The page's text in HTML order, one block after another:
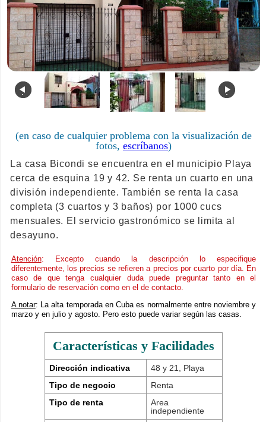
. .
(en caso de cualquier problema con la visualización de
fotos, escríbanos)
La casa Bicondi se encuentra en el municipio Playa
cerca de esquina 19 y 42. Se renta un cuarto en una
división independiente. También se renta la casa
completa (3 cuartos y 3 baños) por 1000 cucs
mensuales. El servicio gastronómico se limita al
desayuno.
Atención: Excepto cuando la descripción lo especifique
diferentemente, los precios se refieren a precios por cuarto por día. En
caso de que tenga cualquier duda puede preguntar tanto en el
formulario de reservación como en el de contacto.
A notar: La alta temporada en Cuba es normalmente entre noviembre y
marzo y en julio y agosto. Pero esto puede variar según las casas.
Características y Facilidades
Dirección indicativa
48 y 21, Playa
Tipo de negocio
Renta
Tipo de renta
Area
independiente